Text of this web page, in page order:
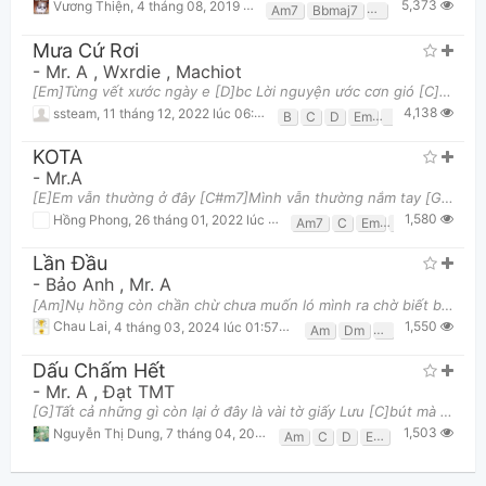
Vương Thiện, 4 tháng 08, 2019 lúc 03:29pm Am7 Bbmaj7 C Dm
5,373
Mưa Cứ Rơi
- Mr. A , Wxrdie , Machiot
[Em]Từng vết xước ngày e [D]bc Lời nguyện ước cơn gió [C]cước ở trên da [G]a [Em]Làm sao xóa từng v
ssteam 11 tháng 12, 2022 lúc 06:47am B C D Em 4,138
KOTA
- Mr.A
[E]Em vẫn thường ở đây [C#m7]Mình vẫn thường nắm tay [G#m]Băng qua bao nhiêu con đường [A]Sao na
Hồng Phong 26 tháng 01, 2022 lúc 03:08pm Am7 C Em 1,580
Lần Đầu
- Bảo Anh , Mr. A
[Am]Nụ hồng còn chần chừ chưa muốn ló mình ra chờ biết bao ngày qua để sẽ vươn mình ra [Am]Nụ hồng
Chau Lai 4 tháng 03, 2024 lúc 01:57pm Am Dm G 1,550
Dấu Chấm Hết
- Mr. A ,Đạt TMT
[G]Tất cả những gì còn lại ở đây là vài tờ giấy Lưu [C]bút mà em tặng anh đấy Rồi những toan tính c
Nguyễn Thị Dung 7 tháng 04, 2023 lúc 10:10pm Am C D Em G
1,503